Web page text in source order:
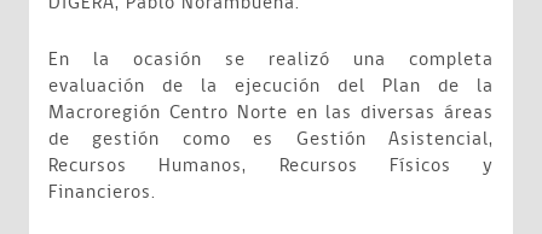
En la ocasión se realizó una completa
evaluación de la ejecución del Plan de la
Macroregión Centro Norte en las diversas áreas
de gestión como es Gestión Asistencial,
Recursos Humanos, Recursos Físicos y
Financieros.